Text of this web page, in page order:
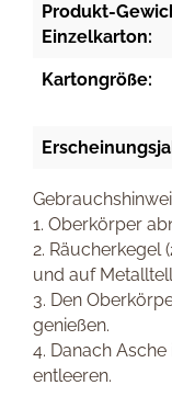
Produkt-
Einzelkarton:
Kartongröße:
1. Oberkörper
2. Räucherkegel
und auf
3. Den
genießen.
4. Danach
entleeren.